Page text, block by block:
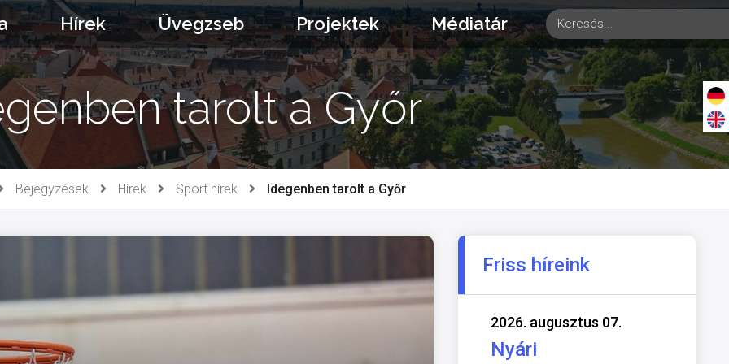
Hírek Üvegzseb Projektek Médiatár
tarolt a Győr
Bejegyzések Hírek Sport hírek Idegenben tarolt a Győr
Friss híreink
2026. augusztus 07.
Nyári